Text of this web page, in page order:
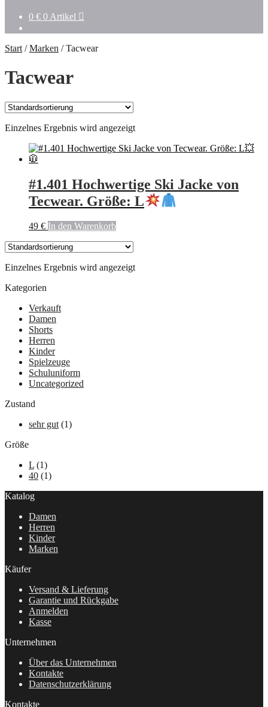
0 € 0 Artikel
Start /Marken /Tacwear
Tacwear
Einzelnes Ergebnis wird angezeigt
#1.401 Hochwertige Ski Jacke von
Tecwear. Größe: L
49 € In den Warenkorb
Einzelnes Ergebnis wird angezeigt
Kategorien
Verkauft
Damen
Shorts
Herren
Kinder
Spielzeuge
Schuluniform
Uncategorized
Zustand
sehr gut (1)
Größe
L (1)
40 (1)
Katalog
Damen
Herren
Kinder
Marken
Käufer
Versand & Lieferung
Garantie und Rückgabe
Anmelden
Kasse
Unternehmen
Über das Unternehmen
Kontakte
Datenschutzerklärung
Kontakte